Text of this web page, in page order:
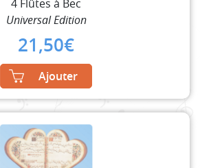
4 Flûtes à Bec
Universal Edition
21,50€
Ajouter